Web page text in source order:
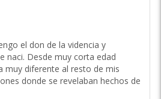
el don de la videncia y
naci. Desde muy corta edad
muy diferente al resto de mis
donde se revelaban hechos de